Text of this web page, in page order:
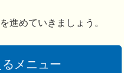
進めていきましょう。
メニュー